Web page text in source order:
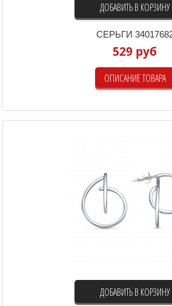
ДОБАВИТЬ В КОРЗИНУ
СЕРЬГИ
529 руб
ОПИСАНИЕ ТОВАРА
ДОБАВИТЬ В КОРЗИНУ